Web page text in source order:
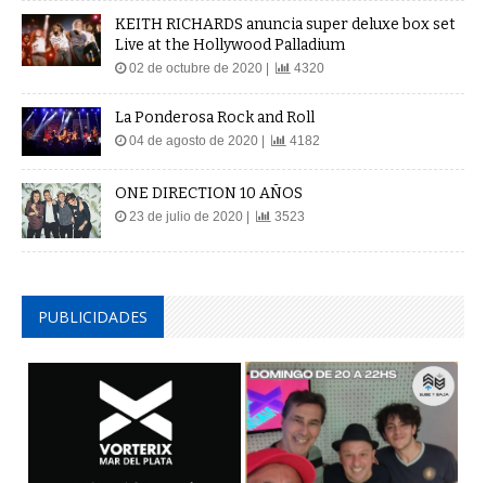
KEITH RICHARDS anuncia super deluxe box set
Live at the Hollywood Palladium
02 de octubre de 2020 | 4320
La Ponderosa Rock and Roll
04 de agosto de 2020 | 4182
ONE DIRECTION 10 AÑOS
23 de julio de 2020 | 3523
PUBLICIDADES